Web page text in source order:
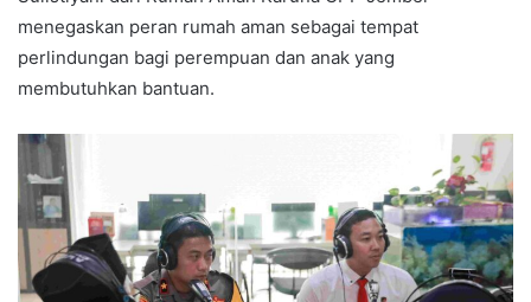
menegaskan peran rumah aman sebagai tempat
perlindungan bagi perempuan dan anak yang
membutuhkan bantuan.